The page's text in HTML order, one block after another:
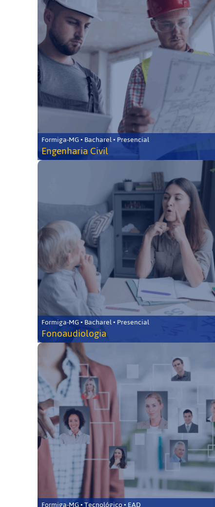
Formiga-MG • Bacharel • Presencial
Engenharia Civil
Formiga-MG • Bacharel • Presencial
Fonoaudiologia